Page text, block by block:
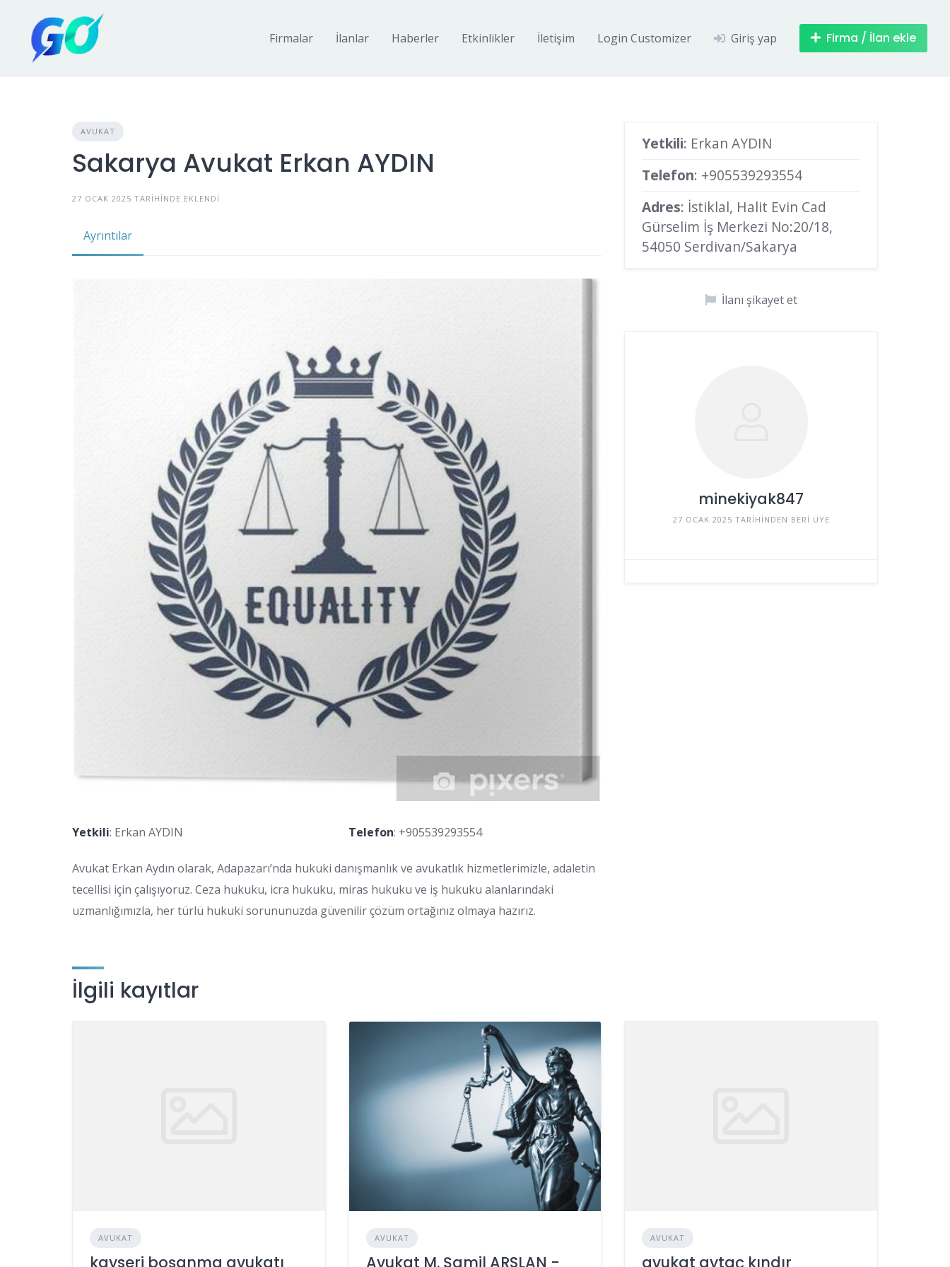
Firmalar İlanlar Haberler Etkinlikler İletişim Login Customizer Giriş yap Firma / İlan ekle
AVUKAT
Sakarya Avukat Erkan AYDIN
27 OCAK 2025 TARIHINDE EKLENDI
Ayrıntılar
Yetkili: Erkan AYDIN Telefon: +905539293554
Avukat Erkan Aydın olarak, Adapazarı’nda hukuki danışmanlık ve avukatlık hizmetlerimizle, adaletin
tecellisi için çalışıyoruz. Ceza hukuku, icra hukuku, miras hukuku ve iş hukuku alanlarındaki
uzmanlığımızla, her türlü hukuki sorununuzda güvenilir çözüm ortağınız olmaya hazırız.
Yetkili: Erkan AYDIN
Telefon: +905539293554
Adres: İstiklal, Halit Evin Cad
Gürselim İş Merkezi No:20/18,
54050 Serdivan/Sakarya
İlanı şikayet et
minekiyak847
27 OCAK 2025 TARIHINDEN BERI ÜYE
İlgili kayıtlar
AVUKAT
kayseri boşanma avukatı
AVUKAT
Avukat M. Şamil ARSLAN -
AVUKAT
avukat aytaç kındır